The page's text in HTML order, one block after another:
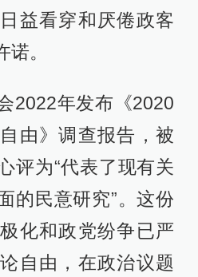
益看穿和厌倦政客
。
2022年发布《2020
由》调查报告，被
评为“代表了现有关
的民意研究”。这份
化和政党纷争已严
自由，在政治议题